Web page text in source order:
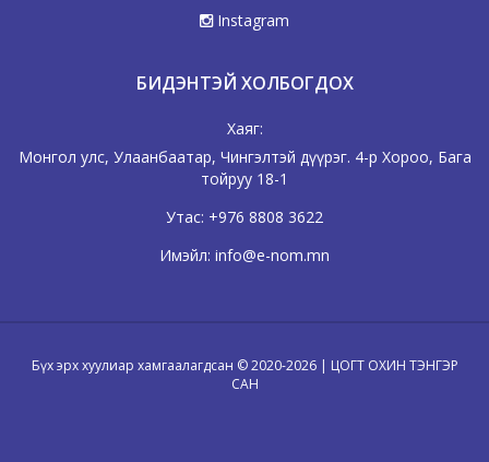
Instagram
БИДЭНТЭЙ ХОЛБОГДОХ
Хаяг:
Монгол улс, Улаанбаатар, Чингэлтэй дүүрэг. 4-р Хороо, Бага
тойруу 18-1
Утас: +976 8808 3622
Имэйл: info@e-nom.mn
Бүх эрх хуулиар хамгаалагдсан © 2020-2026 | ЦОГТ ОХИН ТЭНГЭР
САН